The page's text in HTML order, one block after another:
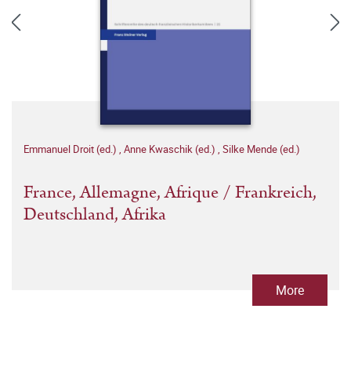
Emmanuel Droit (ed.) , Anne Kwaschik (ed.) , Silke Mende (ed.)
France, Allemagne, Afrique / Frankreich,
Deutschland, Afrika
More